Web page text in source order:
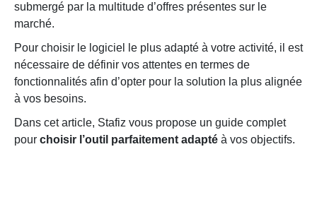
submergé par la multitude d’offres présentes sur le
marché.
Pour choisir le logiciel le plus adapté à votre activité, il est
nécessaire de définir vos attentes en termes de
fonctionnalités afin d’opter pour la solution la plus alignée
à vos besoins.
Dans cet article, Stafiz vous propose un guide complet
pour choisir l’outil parfaitement adapté à vos objectifs.